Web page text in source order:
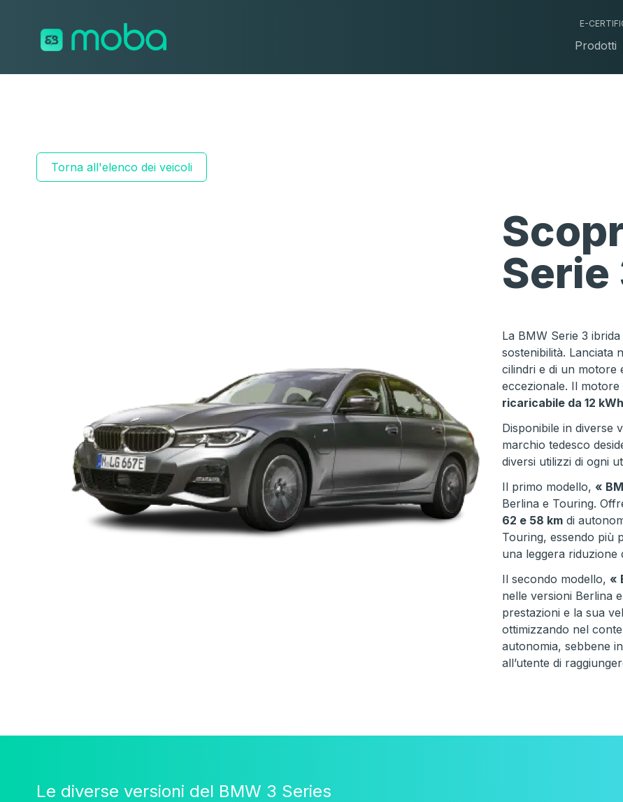
E-
Prodotti
Torna all'elenco dei veicoli
Serie
La BMW Serie 3
sostenibilità. Lanciata
cilindri e di un motore
eccezionale. Il
ricaricabile da 12 kWh
Disponibile in diverse
marchio tedesco
diversi utilizzi di ogni
Il primo modello, «
Berlina e Touring.
62 e 58 km di
Touring, essendo più
una leggera riduzione
Il secondo modello, «
nelle versioni Berlina
prestazioni e la sua
ottimizzando nel
autonomia, sebbene
all’utente di
Le diverse versioni del BMW 3 Series